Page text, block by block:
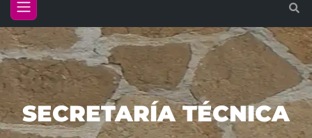
SECRETARÍA TÉCNICA